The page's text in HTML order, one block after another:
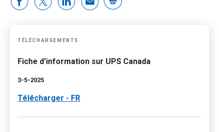
TÉLÉCHARGEMENTS
Fiche d’information sur UPS Canada
3-5-2025
Télécharger - FR